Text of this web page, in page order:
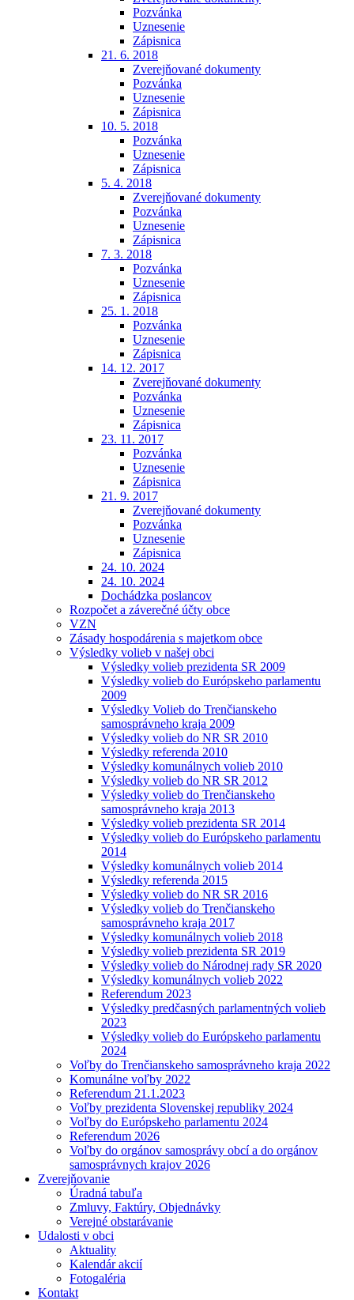
Pozvánka
Uznesenie
Zápisnica
21. 6. 2018
Zverejňované dokumenty
Pozvánka
Uznesenie
Zápisnica
10. 5. 2018
Pozvánka
Uznesenie
Zápisnica
5. 4. 2018
Zverejňované dokumenty
Pozvánka
Uznesenie
Zápisnica
7. 3. 2018
Pozvánka
Uznesenie
Zápisnica
25. 1. 2018
Pozvánka
Uznesenie
Zápisnica
14. 12. 2017
Zverejňované dokumenty
Pozvánka
Uznesenie
Zápisnica
23. 11. 2017
Pozvánka
Uznesenie
Zápisnica
21. 9. 2017
Zverejňované dokumenty
Pozvánka
Uznesenie
Zápisnica
24. 10. 2024
24. 10. 2024
Dochádzka poslancov
Rozpočet a záverečné účty obce
VZN
Zásady hospodárenia s majetkom obce
Výsledky volieb v našej obci
Výsledky volieb prezidenta SR 2009
Výsledky volieb do Európskeho parlamentu
2009
Výsledky Volieb do Trenčianskeho
samosprávneho kraja 2009
Výsledky volieb do NR SR 2010
Výsledky referenda 2010
Výsledky komunálnych volieb 2010
Výsledky volieb do NR SR 2012
Výsledky volieb do Trenčianskeho
samosprávneho kraja 2013
Výsledky volieb prezidenta SR 2014
Výsledky volieb do Európskeho parlamentu
2014
Výsledky komunálnych volieb 2014
Výsledky referenda 2015
Výsledky volieb do NR SR 2016
Výsledky volieb do Trenčianskeho
samosprávneho kraja 2017
Výsledky komunálnych volieb 2018
Výsledky volieb prezidenta SR 2019
Výsledky volieb do Národnej rady SR 2020
Výsledky komunálnych volieb 2022
Referendum 2023
Výsledky predčasných parlamentných volieb
2023
Výsledky volieb do Európskeho parlamentu
2024
Voľby do Trenčianskeho samosprávneho kraja 2022
Komunálne voľby 2022
Referendum 21.1.2023
Voľby prezidenta Slovenskej republiky 2024
Voľby do Európskeho parlamentu 2024
Referendum 2026
Voľby do orgánov samosprávy obcí a do orgánov
samosprávnych krajov 2026
Zverejňovanie
Úradná tabuľa
Zmluvy, Faktúry, Objednávky
Verejné obstarávanie
Udalosti v obci
Aktuality
Kalendár akcií
Fotogaléria
Kontakt